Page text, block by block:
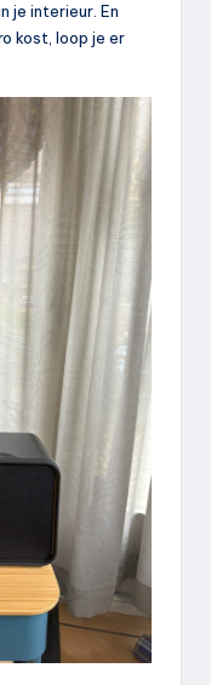
je interieur. En
kost, loop je er